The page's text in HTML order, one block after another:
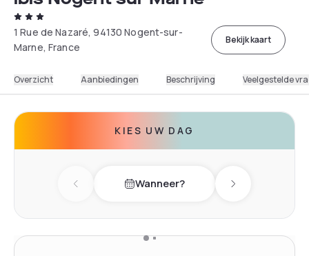
1 Rue de Nazaré, 94130 Nogent-sur-
Marne, France
Bekijk kaart
Overzicht Aanbiedingen Beschrijving Veelgestelde
KIES UW DAG
Previous dayWanneer? Next day